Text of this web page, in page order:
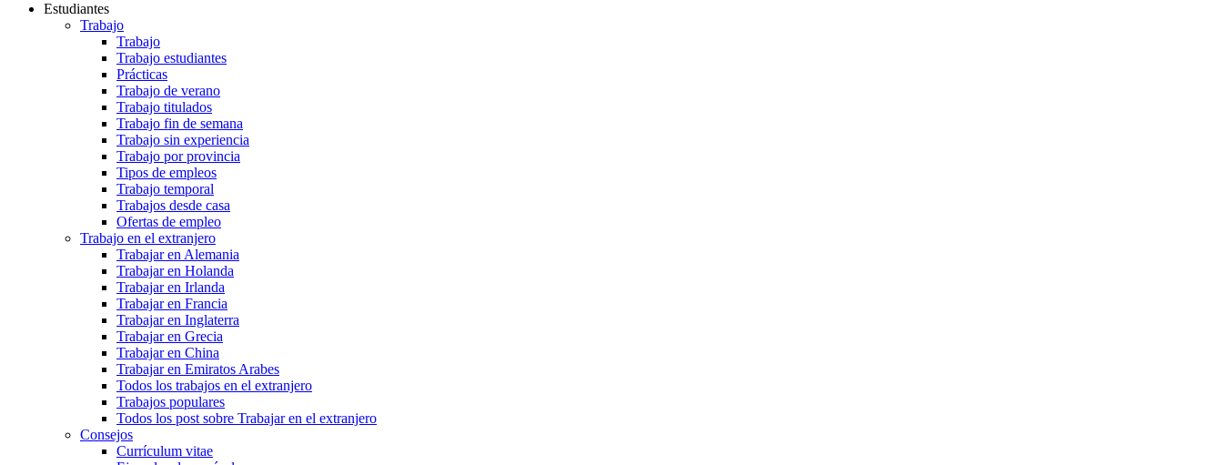
Estudiantes
Trabajo
Trabajo
Trabajo estudiantes
Prácticas
Trabajo de verano
Trabajo titulados
Trabajo fin de semana
Trabajo sin experiencia
Trabajo por provincia
Tipos de empleos
Trabajo temporal
Trabajos desde casa
Ofertas de empleo
Trabajo en el extranjero
Trabajar en Alemania
Trabajar en Holanda
Trabajar en Irlanda
Trabajar en Francia
Trabajar en Inglaterra
Trabajar en Grecia
Trabajar en China
Trabajar en Emiratos Arabes
Todos los trabajos en el extranjero
Trabajos populares
Todos los post sobre Trabajar en el extranjero
Consejos
Currículum vitae